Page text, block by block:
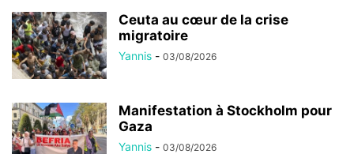
Ceuta au cœur de la crise
migratoire
Yannis - 03/08/2026
Manifestation à Stockholm pour
Gaza
Yannis - 03/08/2026